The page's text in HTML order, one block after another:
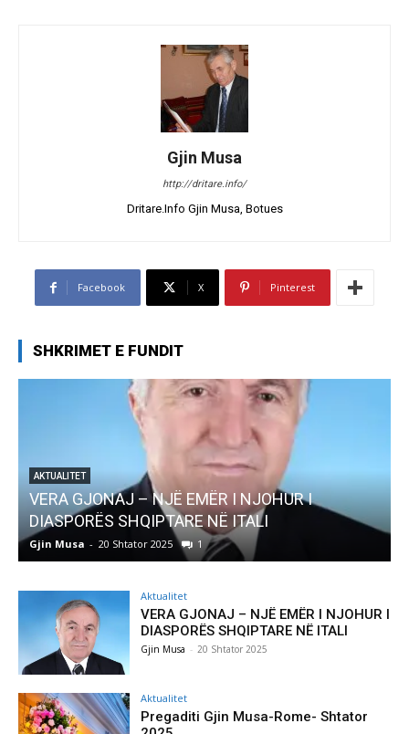
Gjin Musa
http://dritare.info/
Dritare.Info Gjin Musa, Botues
Facebook X Pinterest
SHKRIMET E FUNDIT
AKTUALITET
Pregaditi Gjin Musa-Rome- Shtator 2025
Gjin Musa 8 Shtator 2025 0
Aktualitet
VERA GJONAJ – NJË EMËR I NJOHUR I
DIASPORËS SHQIPTARE NË ITALI
Gjin Musa - 20 Shtator 2025
Aktualitet
Pregaditi Gjin Musa-Rome- Shtator